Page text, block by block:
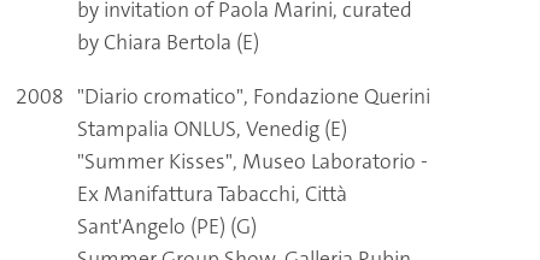
by invitation of Paola Marini, curated
by Chiara Bertola (E)
2008 "Diario cromatico", Fondazione Querini
Stampalia ONLUS, Venedig (E)
"Summer Kisses", Museo Laboratorio -
Ex Manifattura Tabacchi, Città
Sant'Angelo (PE) (G)